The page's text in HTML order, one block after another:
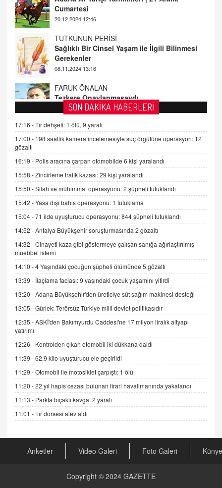
TUTKUNUN PERİSİ
Sağlıklı Bir Cinsel Yaşam ile İlgili Bilinmesi
08.11.2024 13:16
FARUK ÖNALAN
Tezkere Onaylanmasaydı…
AV. DOĞAN CAN DOĞAN
Kişisel verilerin korunması ve dijital hukukun
gelişimi
SEHER EREK
Kış Ayları Geldi, Hangi Önlemler Alınmalı?
9.12.2025 10:11
İNCİ GÜL AKÖL
Trump Keşke Adana'yı da Ziyaret Etse...
06.07.2026 13:00
ADEM AKÖL
Esed Destekçilerinin Yüzüne Vurulan Şamar:
Sednaya
11.12.2024 12:30
DR. EKREM ASLAN
Gerçek Ne, Algı Ne? "Beraber Yürüyoruz"
Cümlesinin Peşinden
GÖNÜL MENEKŞE
Şifacının Yolu
04.11.2025 12:56
AV. RÜMEYSA ÖZKALE
Kira Uyuşmazlıklarında Dava Açmadan Önce
Arabulucuya Başvuru Şartı
CAN UĞURATEŞ
Değişen yapısıyla Suriye
SON DAKİKA HABERLERİ
17:16 -Tır dehşeti: 1 ölü, 9 yaralı
17:00 - 198 saatlik kamera incelemesiyle suç örgütüne operasyon: 12
gözaltı
16:19 - Polis aracına çarpan otomobilde 6 kişi yaralandı
15:58 -Zincirleme trafik kazası: 29 kişi yaralandı
15:50 -Silah ve mühimmat operasyonu: 2 şüpheli tutuklandı
15:42 -Yasa dışı bahis operasyonu: 1 tutuklama
15:04 -71 ilde uyuşturucu operasyonu: 844 şüpheli tutuklandı
14:52 -Antalya Büyükşehir soruşturmasında 2 gözaltı
14:32 -Cinayeti kaza gibi göstermeye çalışan sanığa ağırlaştırılmış
müebbet istemi
14:10 -4 Yaşındaki çocuğun şüpheli ölümünde 5 gözaltı
13:39 - İlaçlama faciası: 9 yaşındaki çocuk yaşamını yitirdi
13:20 -Adana Büyükşehir'den üreticiye süt sağım makinesi desteği
13:05 -Gürlek: Terörsüz Türkiye milli devlet politikasıdır
12:35 -ASKİ'den Bakımyurdu Caddesi'ne 17 milyon liralık altyapı
yatırımı
12:26 - Kontrolden çıkan otomobil iki dükkana daldı
11:39 -62,9 kilo uyuşturucu ele geçirildi
11:29 -Otomobil ile motosiklet çarpıştı: 1 ölü
11:20 -22 yıl hapis cezası bulunan firari havalimanında yakalandı
11:13 - Parkta bıçaklı kavga: 2 yaralı
11:01 -Tır dorsesi alev aldı
Anketler Video Galeri Foto Galeri Künye
Copyright © 2024 GAZETTE